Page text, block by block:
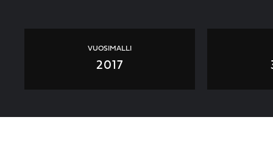
VUOSIMALLI
2017